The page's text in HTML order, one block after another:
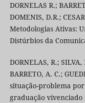
DORNELAS R.;
DOMENIS, D.R.;
Metodologias Ativas:
Distúrbios da
DORNELAS, R.;
BARRETO, A. C.;
situação-problema
graduação vivenciado